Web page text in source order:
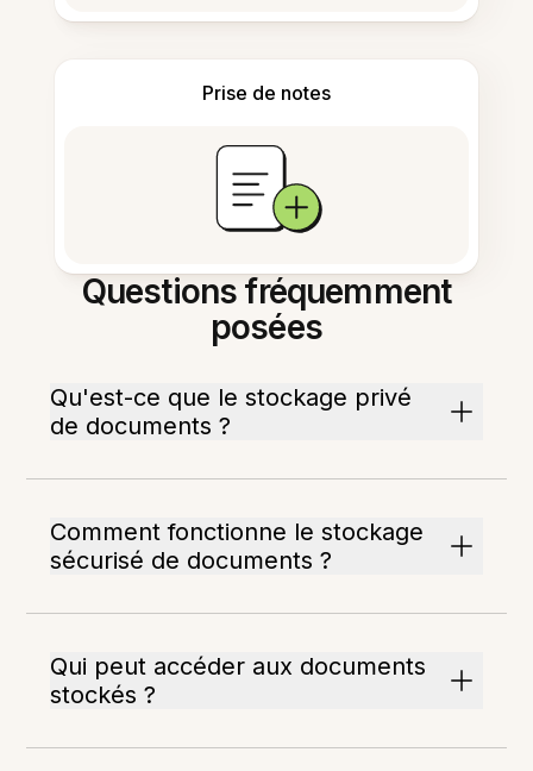
Prise de notes
Questions fréquemment
posées
Qu'est-ce que le stockage privé
de documents ?
Comment fonctionne le stockage
sécurisé de documents ?
Qui peut accéder aux documents
stockés ?